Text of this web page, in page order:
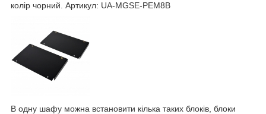
колір чорний. Артикул: UA-MGSE-PEM8B
В одну шафу можна встановити кілька таких блоків, блоки